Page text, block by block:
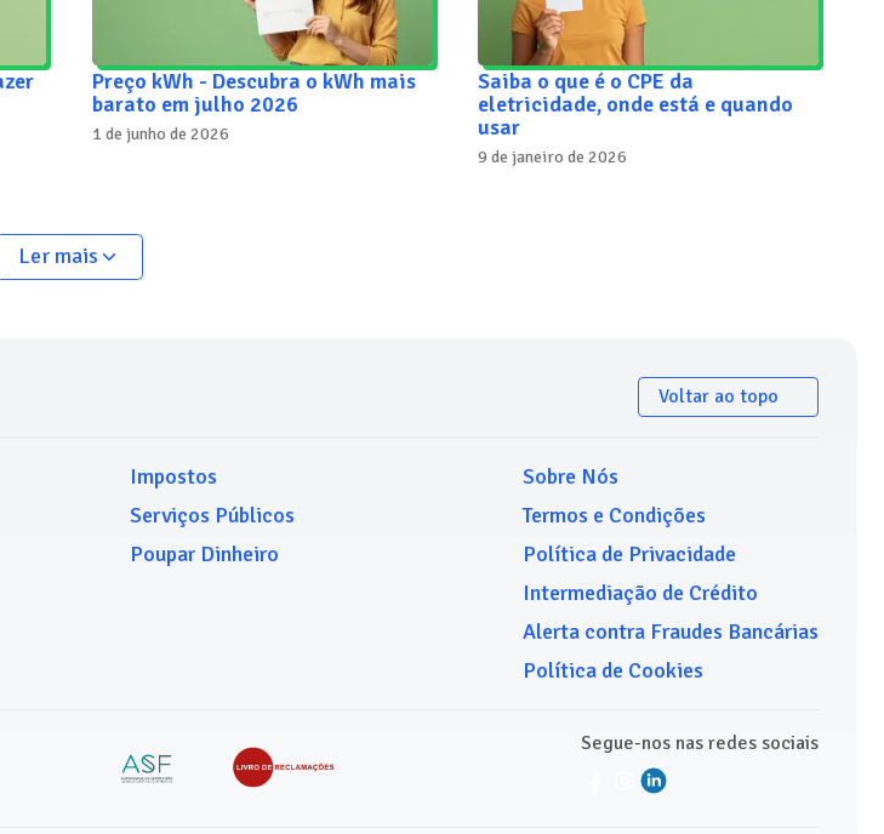
Preço kWh - Descubra o kWh mais
barato em julho 2026
1 de junho de 2026
Saiba o que é o CPE da
eletricidade, onde está e quando
usar
9 de janeiro de 2026
Ler mais
Voltar ao topo
Impostos
Serviços Públicos
Poupar Dinheiro
Sobre Nós
Termos e Condições
Política de Privacidade
Intermediação de Crédito
Alerta contra Fraudes Bancárias
Política de Cookies
Segue-nos nas redes sociais